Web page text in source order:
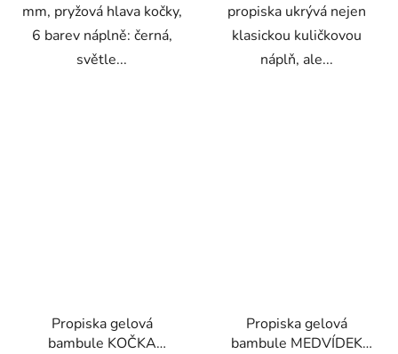
mm, pryžová hlava kočky,
6 barev náplně: černá,
světle...
propiska ukrývá nejen
klasickou kuličkovou
náplň, ale...
Propiska gelová
bambule KOČKA
Propiska gelová
bambule MEDVÍDEK